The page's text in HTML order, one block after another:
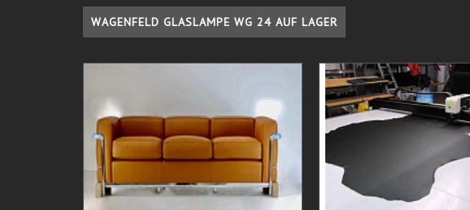
WAGENFELD GLASLAMPE WG 24 AUF LAGER